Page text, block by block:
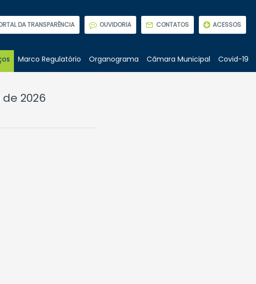
DA TRANSPARÊNCIA OUVIDORIA CONTATOS ACESSOS
Marco Regulatório Organograma Câmara Municipal Covid-19
de 2026